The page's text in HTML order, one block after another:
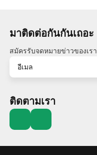
มาติดต่อกันกันเถอะ
สมัครรับจดหมายข่าวของเรา
ติดตามเรา